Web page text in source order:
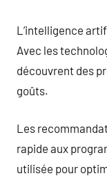
L’intelligence
Avec les
découvrent des
goûts.
Les
rapide aux
utilisée pour